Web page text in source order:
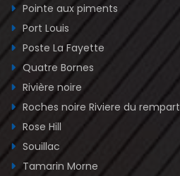
Pointe aux piments
Port Louis
Poste La Fayette
Quatre Bornes
Rivière noire
Roches noire Riviere du rempart
Rose Hill
Souillac
Tamarin Morne